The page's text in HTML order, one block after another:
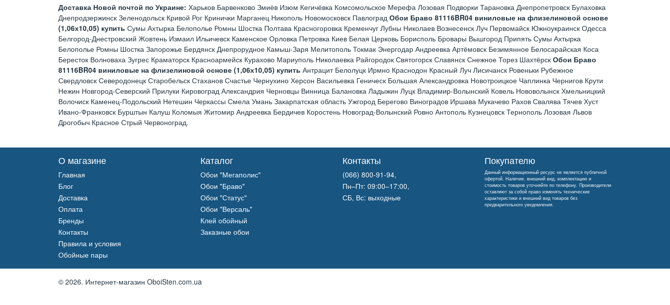
Доставка Новой почтой по Украине: Харьков Барвенково Змиёв Изюм Кегичёвка Комсомольское Мерефа Лозовая Подворки Тарановка Днепропетровск Булаховка
Днепродзержинск Зеленодольск Кривой Рог Кринички Марганец Никополь Новомосковск Павлоград Обои Браво 81116BR04 виниловые на флизелиновой основе
(1,06х10,05) купить Сумы Ахтырка Белополье Ромны Шостка Полтава Красногоровка Кременчуг Лубны Николаев Вознесенск Луч Первомайск Южноукраинск Одесса
Белгород-Днестровский Жовтень Измаил Ильичевск Каменское Орловка Петровка Киев Белая Церковь Борисполь Бровары Вышгород Припять Сумы Ахтырка
Белополье Ромны Шостка Запорожье Бердянск Днепрорудное Камыш-Заря Мелитополь Токмак Энергодар Андреевка Артёмовск Безимянное Белосарайская Коса
Бересток Волноваха Зугрес Краматорск Красноармейск Курахово Мариуполь Николаевка Райгородок Святогорск Славянск Снежное Торез Шахтёрск Обои Браво
81116BR04 виниловые на флизелиновой основе (1,06х10,05) купить Антрацит Белолуцк Ирмно Краснодон Красный Луч Лисичанск Ровеньки Рубежное
Свердловск Северодонецк Старобельск Стаханов Счастье Чернухино Херсон Васильевка Геническ Большая Александровка Новотроицкое Чаплинка Чернигов Крути
Нежин Новгород-Северский Прилуки Кировоград Александрия Черновцы Винница Балановка Ладыжин Луцк Владимир-Волынский Ковель Нововолынск Хмельницкий
Волочиск Каменец-Подольский Нетешин Черкассы Смела Умань Закарпатская область Ужгород Берегово Виноградов Иршава Мукачево Рахов Свалява Тячев Хуст
Ивано-Франковск Бурштын Калуш Коломыя Житомир Андреевка Бердичев Коростень Новоград-Волынский Ровно Антополь Кузнецовск Тернополь Лозовая Львов
Дрогобыч Красное Стрый Червоноград.
О магазине
Главная
Блог
Доставка
Оплата
Бренды
Контакты
Правила и условия
Обойные пары
Каталог
Обои "Мегаполис"
Обои "Браво"
Обои "Статус"
Обои "Версаль"
Клей обойный
Заказные обои
Контакты
(066) 800-91-94,
Пн–Пт: 09:00–17:00,
СБ, Вс: выходные
Покупателю
Данный информационный ресурс не является публичной
офертой. Наличие, внешний вид, комплектацию и
стоимость товаров уточняйте по телефону. Производители
оставляют за собой право изменять технические
характеристики и внешний вид товаров без
предварительного уведомления.
© 2026. Интернет-магазин OboiSten.com.ua